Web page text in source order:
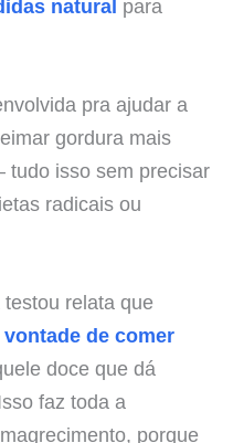
natural para
pra ajudar a
gordura mais
tudo isso sem precisar
radicais ou
relata que
de comer
doce que dá
faz toda a
porque